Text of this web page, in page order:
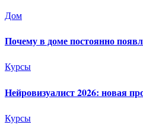
Дом
Почему в доме постоянно
Курсы
Нейровизуалист 2026: новая
Курсы